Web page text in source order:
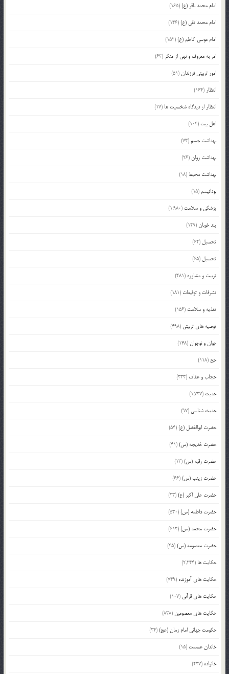
امام محمد باقر (ع)(165)
امام محمد تقی (ع)(146)
امام موسی کاظم (ع)(152)
امر به معروف و نهی از منکر (63)
امور تربیتی فرزندان(51)
انتظار (164)
انتظار از دیدگاه شخصیت ها (17)
اهل بیت (104)
بهداشت جسم(73)
بهداشت روان(26)
بهداشت محیط (18)
بودائیسم(15)
پزشکی و سلامت (1,980)
پند خوبان(129)
تحصیل (62)
تحصیل (65)
تربیت و مشاوره (481)
تشرفات و توقیعات (181)
تغذیه و سلامت (156)
توصیه های تربیتی (498)
جوان و نوجوان(148)
حج (118)
حجاب و عفاف (333)
حدیث (1,737)
حدیث شناسی (97)
حضرت ابوالفضل (ع)(54)
حضرت خدیجه (س)(41)
حضرت رقیه (س)(13)
حضرت زینب (س)(66)
حضرت علی اکبر (ع)(23)
حضرت فاطمه (س)(530)
حضرت محمد (ص)(613)
حضرت معصومه (س)(45)
حکایت ها (2,244)
حکایت های آموزنده (749)
حکایت های قرآنی (107)
حکایت های معصومین (838)
حکومت جهانی امام زمان (عج)(24)
خاندان عصمت (15)
خانواده (227)